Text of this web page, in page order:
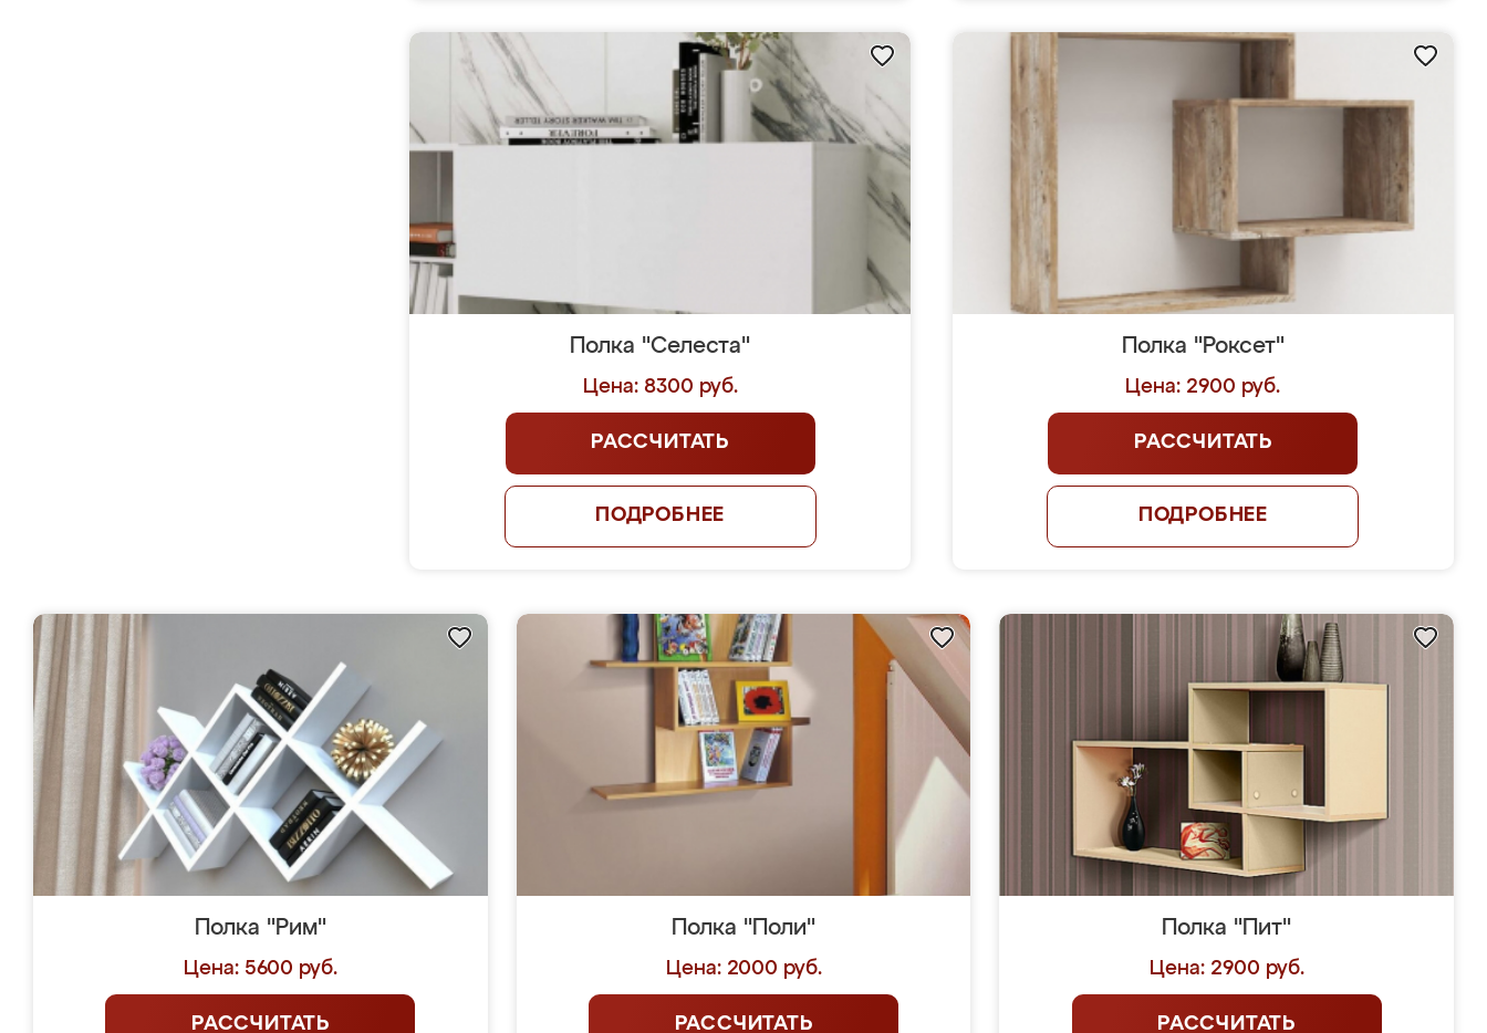
Полка "Селеста"
Цена: 8300 руб.
РАССЧИТАТЬ
ПОДРОБНЕЕ
Полка "Роксет"
Цена: 2900 руб.
РАССЧИТАТЬ
ПОДРОБНЕЕ
Полка "Рим"
Цена: 5600 руб.
РАССЧИТАТЬ
Полка "Поли"
Цена: 2000 руб.
РАССЧИТАТЬ
Полка "Пит"
Цена: 2900 руб.
РАССЧИТАТЬ